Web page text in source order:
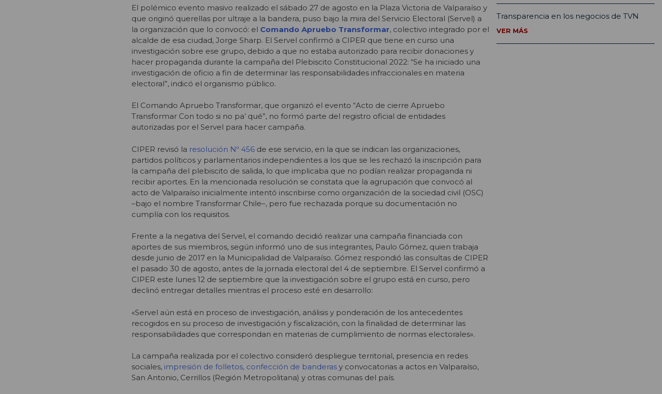
El polémico evento masivo realizado el sábado 27 de agosto en la Plaza Victoria de Valparaíso y
que originó querellas por ultraje a la bandera, puso bajo la mira del Servicio Electoral (Servel) a
la organización que lo convocó: el Comando Apruebo Transformar, colectivo integrado por el
alcalde de esa ciudad, Jorge Sharp. El Servel confirmó a CIPER que tiene en curso una
investigación sobre ese grupo, debido a que no estaba autorizado para recibir donaciones y
hacer propaganda durante la campaña del Plebiscito Constitucional 2022: “Se ha iniciado una
investigación de oficio a fin de determinar las responsabilidades infraccionales en materia
electoral”, indicó el organismo público.
El Comando Apruebo Transformar, que organizó el evento “Acto de cierre Apruebo
Transformar Con todo si no pa’ qué”, no formó parte del registro oficial de entidades
autorizadas por el Servel para hacer campaña.
CIPER revisó la resolución Nº 456 de ese servicio, en la que se indican las organizaciones,
partidos políticos y parlamentarios independientes a los que se les rechazó la inscripción para
la campaña del plebiscito de salida, lo que implicaba que no podían realizar propaganda ni
recibir aportes. En la mencionada resolución se constata que la agrupación que convocó al
acto de Valparaíso inicialmente intentó inscribirse como organización de la sociedad civil (OSC)
–bajo el nombre Transformar Chile–, pero fue rechazada porque su documentación no
cumplía con los requisitos.
Frente a la negativa del Servel, el comando decidió realizar una campaña financiada con
aportes de sus miembros, según informó uno de sus integrantes, Paulo Gómez, quien trabaja
desde junio de 2017 en la Municipalidad de Valparaíso. Gómez respondió las consultas de CIPER
el pasado 30 de agosto, antes de la jornada electoral del 4 de septiembre. El Servel confirmó a
CIPER este lunes 12 de septiembre que la investigación sobre el grupo está en curso, pero
declinó entregar detalles mientras el proceso esté en desarrollo:
«Servel aún está en proceso de investigación, análisis y ponderación de los antecedentes
recogidos en su proceso de investigación y fiscalización, con la finalidad de determinar las
responsabilidades que correspondan en materias de cumplimiento de normas electorales».
La campaña realizada por el colectivo consideró despliegue territorial, presencia en redes
sociales, impresión de folletos, confección de banderas y convocatorias a actos en Valparaíso,
San Antonio, Cerrillos (Región Metropolitana) y otras comunas del país.
Transparencia en los negocios de TVN
VER MÁS